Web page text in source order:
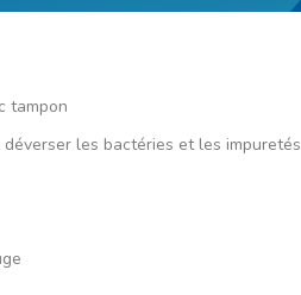
les bactéries et les impuretés